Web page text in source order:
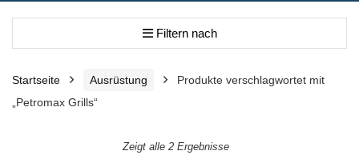
Filtern nach
Startseite Ausrüstung
Produkte verschlagwortet mit
„Petromax Grills“
Zeigt alle 2 Ergebnisse